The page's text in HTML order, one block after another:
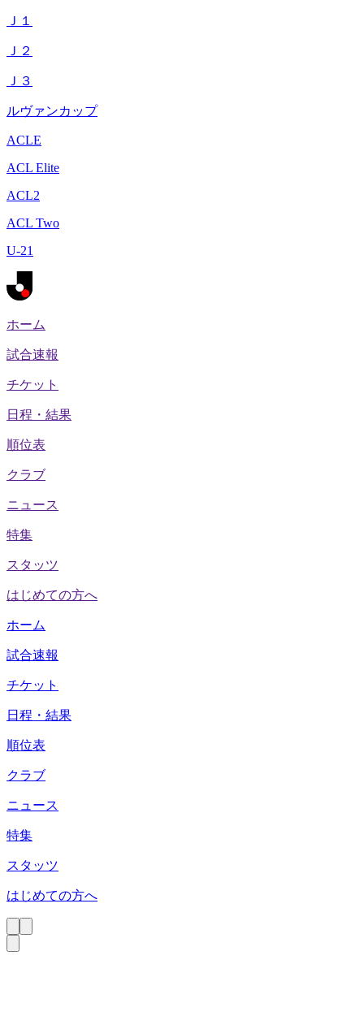
Ｊ１
Ｊ２
Ｊ３
ルヴァンカップ
ACLE
ACL Elite
ACL2
ACL Two
U-21
ホーム
試合速報
チケット
日程・結果
順位表
クラブ
ニュース
特集
スタッツ
はじめての方へ
ホーム
試合速報
チケット
日程・結果
順位表
クラブ
ニュース
特集
スタッツ
はじめての方へ